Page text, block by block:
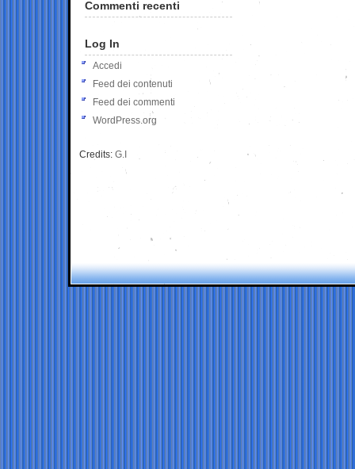
Commenti recenti
Log In
Accedi
Feed dei contenuti
Feed dei commenti
WordPress.org
Credits: G.I